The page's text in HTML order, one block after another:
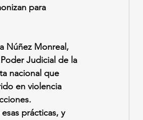
para
Núñez Monreal,
Judicial de la
nacional que
en violencia
prácticas, y